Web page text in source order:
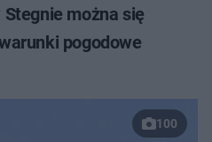
można się
pogodowe
100